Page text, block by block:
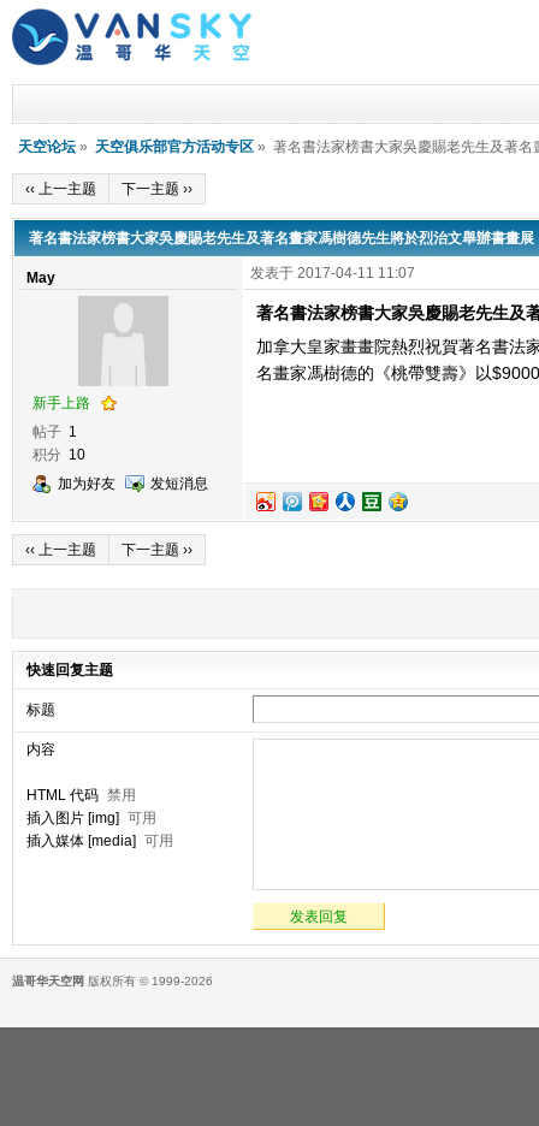
天空论坛 » 天空俱乐部官方活动专区 » 著名書法家榜書大家吳慶賜老先生及著
‹‹ 上一主题 下一主题 ››
著名書法家榜書大家吳慶賜老先生及著名畫家馮樹德先生將於烈治文舉辦書畫展
May
新手上路
帖子 1
积分 10
加为好友
发短消息
发表于 2017-04-11 11:07
著名書法家榜書大家吳慶賜老先生及
加拿大皇家畫畫院熱烈祝賀著名書法
名畫家馮樹德的《桃帶雙壽》以
‹‹ 上一主题 下一主题 ››
快速回复主题
标题
内容
HTML 代码 禁用
插入图片 [img] 可用
插入媒体 [media] 可用
发表回复
温哥华天空网 版权所有 © 1999-2026